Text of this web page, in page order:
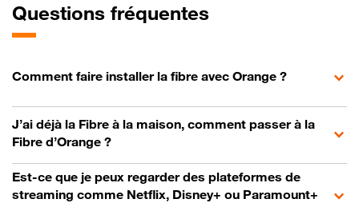
Questions fréquentes
Comment faire installer la fibre avec Orange ?
J’ai déjà la Fibre à la maison, comment passer à la
Fibre d’Orange ?
Est-ce que je peux regarder des plateformes de
streaming comme Netflix, Disney+ ou Paramount+